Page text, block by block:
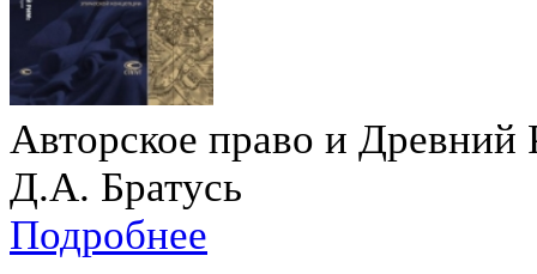
Авторское право и Древний
Д.А. Братусь
Подробнее